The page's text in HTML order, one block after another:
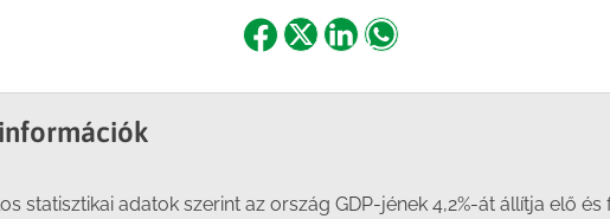
ShareShareShareShare
statisztikai adatok szerint az ország GDP-jének 4,2%-át állítja elő